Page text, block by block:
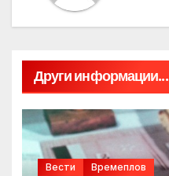
Други информации...
Вести Времеплов